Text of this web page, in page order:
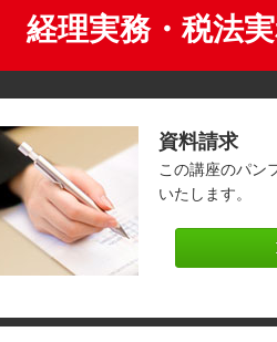
経理実務・税法
資料請求
この講座のパン
いたします。